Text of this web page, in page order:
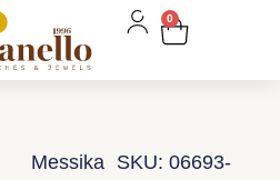
0
Messika SKU: 06693-